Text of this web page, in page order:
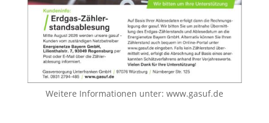
Weitere Informationen unter: www.gasuf.de